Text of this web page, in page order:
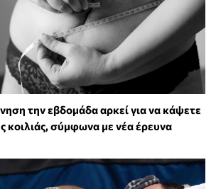
την εβδομάδα αρκεί για να κάψετε
κοιλιάς, σύμφωνα με νέα έρευνα